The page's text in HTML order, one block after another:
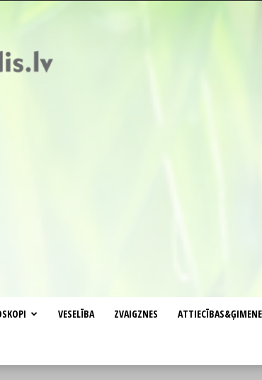
VESELĪBA ZVAIGZNES ATTIECĪBAS&ĢIMENE